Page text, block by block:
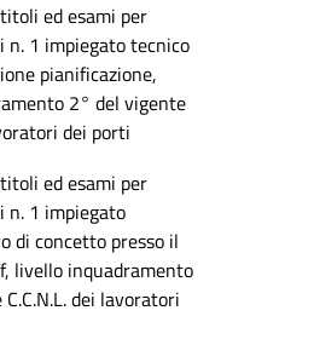
ed esami per
n. 1 impiegato tecnico
pianificazione,
2° del vigente
dei porti
ed esami per
n. 1 impiegato
di concetto presso il
livello inquadramento
dei lavoratori